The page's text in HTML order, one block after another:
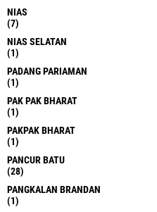
NIAS
(7)
NIAS SELATAN
(1)
PADANG PARIAMAN
(1)
PAK PAK BHARAT
(1)
PAKPAK BHARAT
(1)
PANCUR BATU
(28)
PANGKALAN BRANDAN
(1)